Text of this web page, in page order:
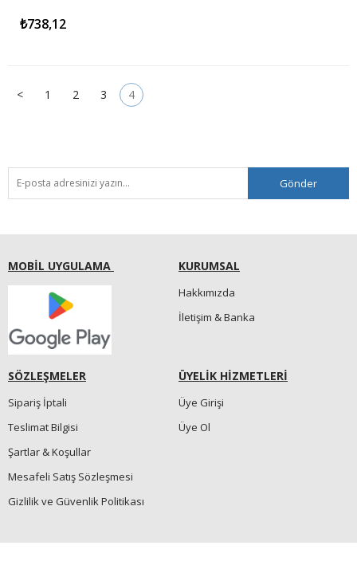
₺738,12
< 1 2 3 4
Gönder
MOBİL UYGULAMA KURUMSAL
Hakkımızda
İletişim & Banka
SÖZLEŞMELER
Sipariş İptali
Teslimat Bilgisi
Şartlar & Koşullar
Mesafeli Satış Sözleşmesi
Gizlilik ve Güvenlik Politikası
ÜYELİK HİZMETLERİ
Üye Girişi
Üye Ol